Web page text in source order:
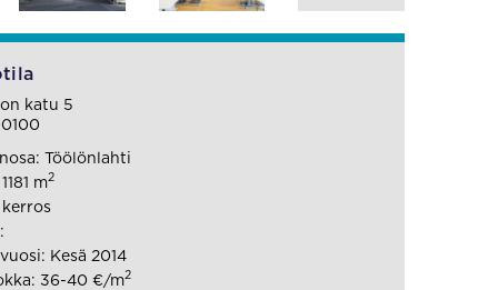
katu 5
Töölönlahti
m2
Kesä 2014
36-40 €/m2